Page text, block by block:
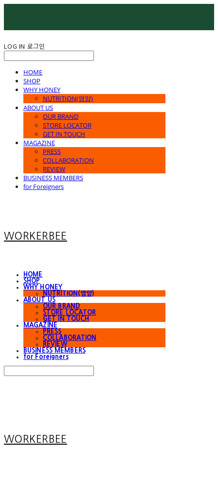
LOG IN 로그인
HOME
SHOP
WHY HONEY
NUTRITION(영양)
ABOUT US
OUR BRAND
STORE LOCATOR
GET IN TOUCH
MAGAZINE
PRESS
COLLABORATION
REVIEW
BUSINESS MEMBERS
for Foreigners
WORKERBEE
HOME
SHOP
WHY HONEY
NUTRITION(영양)
ABOUT US
OUR BRAND
STORE LOCATOR
GET IN TOUCH
MAGAZINE
PRESS
COLLABORATION
REVIEW
BUSINESS MEMBERS
for Foreigners
WORKERBEE